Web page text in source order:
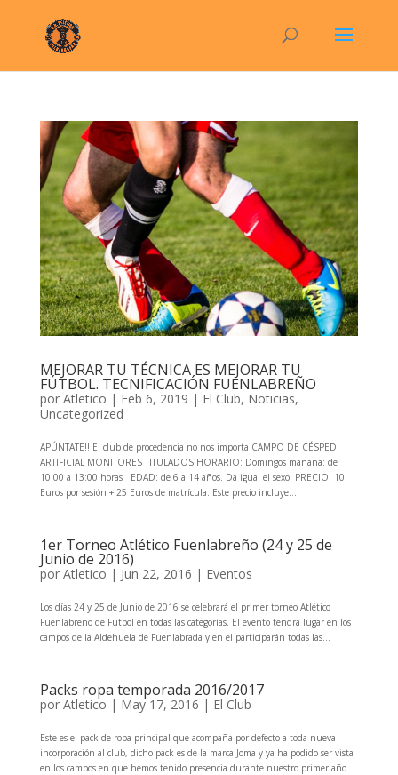
MEJORAR TU TÉCNICA ES MEJORAR TU
FÚTBOL. TECNIFICACIÓN FUENLABREÑO
por Atletico | Feb 6, 2019 | El Club, Noticias,
Uncategorized
APÚNTATE!! El club de procedencia no nos importa CAMPO DE CÉSPED
ARTIFICIAL MONITORES TITULADOS HORARIO: Domingos mañana: de
10:00 a 13:00 horas EDAD: de 6 a 14 años. Da igual el sexo. PRECIO: 10
Euros por sesión + 25 Euros de matrícula. Este precio incluye...
1er Torneo Atlético Fuenlabreño (24 y 25 de
Junio de 2016)
por Atletico | Jun 22, 2016 | Eventos
Los días 24 y 25 de Junio de 2016 se celebrará el primer torneo Atlético
Fuenlabreño de Futbol en todas las categorías. El evento tendrá lugar en los
campos de la Aldehuela de Fuenlabrada y en el participarán todas las...
Packs ropa temporada 2016/2017
por Atletico | May 17, 2016 | El Club
Este es el pack de ropa principal que acompaña por defecto a toda nueva
incorporación al club, dicho pack es de la marca Joma y ya ha podido ser vista
en los campos en que hemos tenido presencia durante nuestro primer año